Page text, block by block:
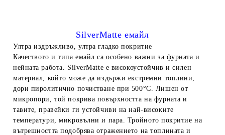
SilverMatte емайл
Ултра издръжливо, ултра гладко покритие
Качеството и типа емайл са особено важни за фурната и
нейната работа. SilverMatte е високоустойчив и силен
материал, който може да издържи екстремни топлини,
дори пиролитично почистване при 500°C. Лишен от
микропори, той покрива повърхността на фурната и
тавите, правейки ги устойчиви на най-високите
температури, микровълни и пара. Тройното покритие на
вътрешността подобрява отражението на топлината и